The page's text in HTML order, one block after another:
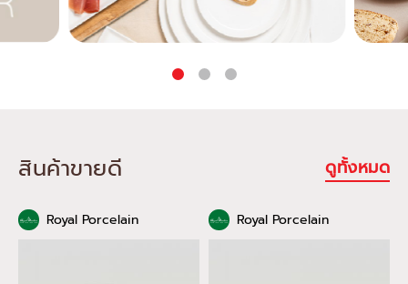
สินค้าขายดี ดูทั้งหมด
Royal Porcelain Royal Porcelain